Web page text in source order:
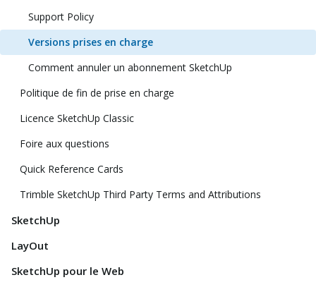
Support Policy
Versions prises en charge
Comment annuler un abonnement SketchUp
Politique de fin de prise en charge
Licence SketchUp Classic
Foire aux questions
Quick Reference Cards
Trimble SketchUp Third Party Terms and Attributions
SketchUp
LayOut
SketchUp pour le Web